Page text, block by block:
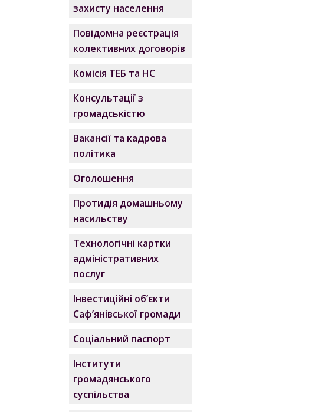
захисту населення
Повідомна реєстрація
колективних договорів
Комісія ТЕБ та НС
Консультації з
громадськістю
Вакансії та кадрова
політика
Оголошення
Протидія домашньому
насильству
Технологічні картки
адміністративних
послуг
Інвестиційні об’єкти
Саф’янівської громади
Соціальний паспорт
Інститути
громадянського
суспільства